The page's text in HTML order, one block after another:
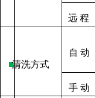
远 程
■清洗方式
自 动
手 动